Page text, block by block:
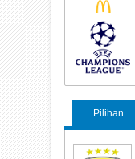
Pilihan